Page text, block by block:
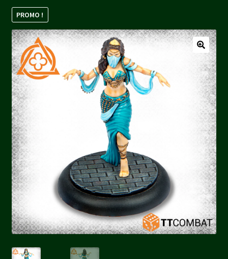
Mon compte
Panier
Stripe Payment Success Page
Validation de la commande
PROMO !